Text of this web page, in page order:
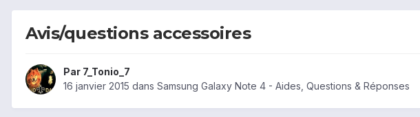
Avis/questions accessoires
Par 7_Tonio_7
16 janvier 2015 dans Samsung Galaxy Note 4 - Aides, Questions & Réponses